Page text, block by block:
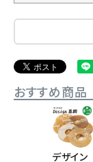
おすすめ商品
デザイン